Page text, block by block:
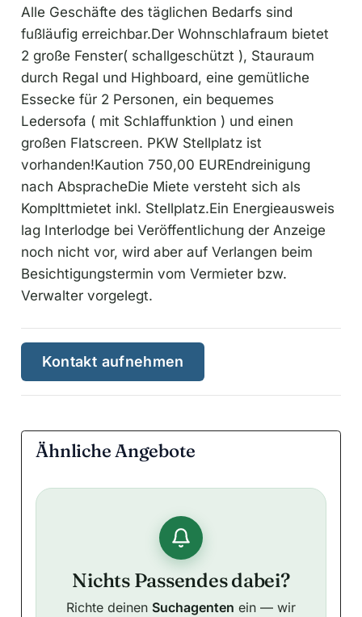
Alle Geschäfte des täglichen Bedarfs sind
fußläufig erreichbar.Der Wohnschlafraum bietet
2 große Fenster( schallgeschützt ), Stauraum
durch Regal und Highboard, eine gemütliche
Essecke für 2 Personen, ein bequemes
Ledersofa ( mit Schlaffunktion ) und einen
großen Flatscreen. PKW Stellplatz ist
vorhanden!Kaution 750,00 EUREndreinigung
nach AbspracheDie Miete versteht sich als
Komplttmietet inkl. Stellplatz.Ein Energieausweis
lag Interlodge bei Veröffentlichung der Anzeige
noch nicht vor, wird aber auf Verlangen beim
Besichtigungstermin vom Vermieter bzw.
Verwalter vorgelegt.
Kontakt aufnehmen
Ähnliche Angebote
Nichts Passendes dabei?
Richte deinen Suchagenten ein — wir